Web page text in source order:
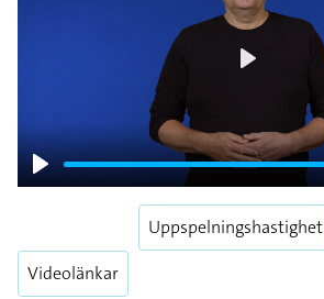
Play
Videolänkar
Uppspelningshastighet